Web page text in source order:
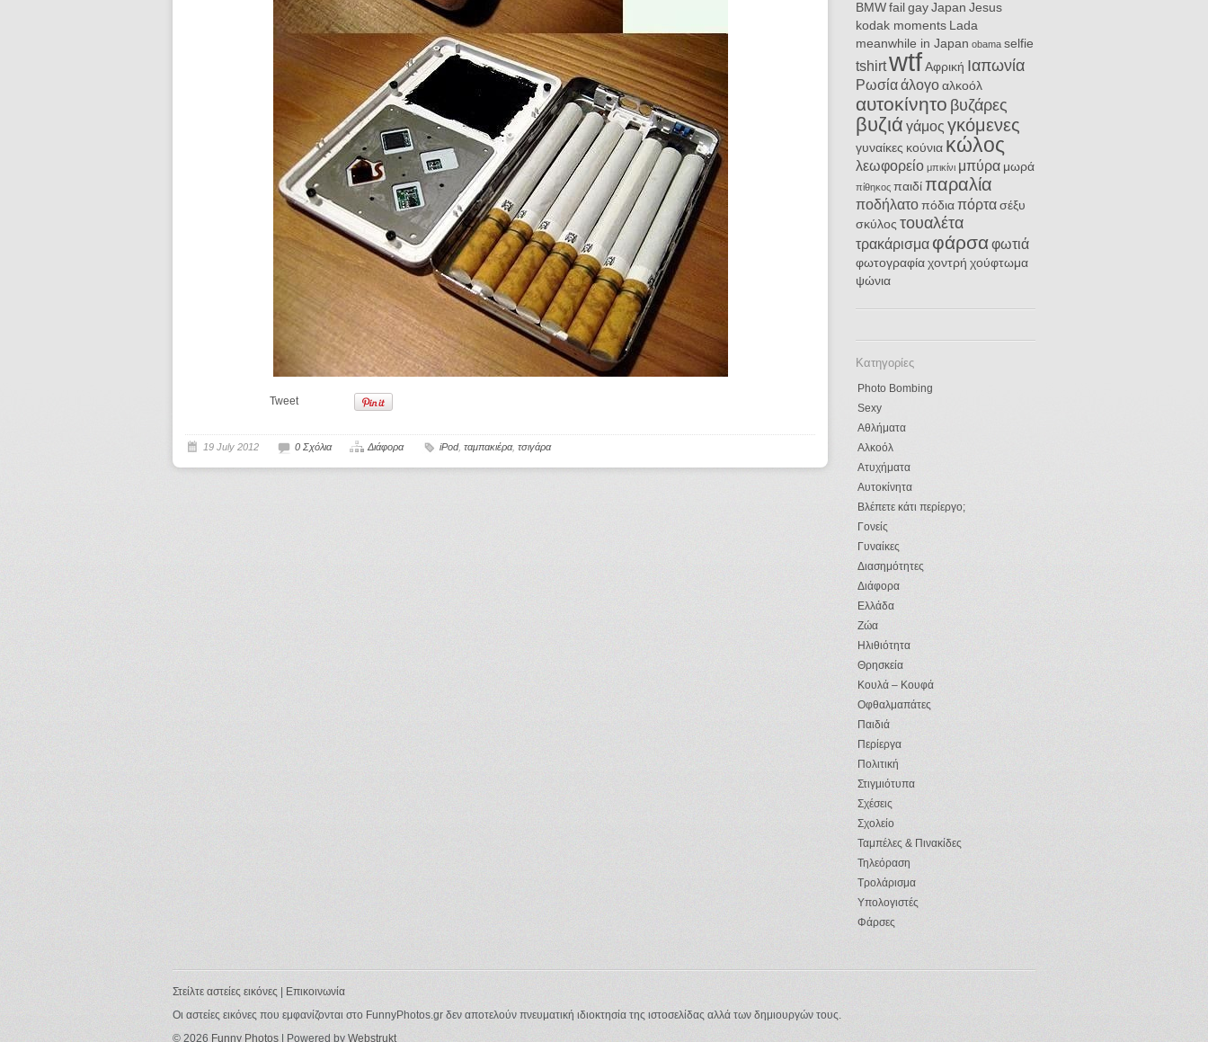
BMW fail gay Japan Jesus
kodak moments Lada
meanwhile in Japan obama selfie
tshirtwtf Αφρική Ιαπωνία
Ρωσίαάλογο αλκοόλ
αυτοκίνητο βυζάρες
βυζιά γάμος γκόμενες
γυναίκες κούνια κώλος
λεωφορείο μπικίνι μπύρα μωρά
πίθηκος παιδί παραλία
ποδήλατο πόδια πόρτα σέξυ
σκύλος τουαλέτα
τρακάρισμα φάρσαφωτιά
φωτογραφία χοντρή χούφτωμα
ψώνια
Κατηγορίες
Photo Bombing
Sexy
Αθλήματα
Αλκοόλ
Ατυχήματα
Αυτοκίνητα
Βλέπετε κάτι περίεργο;
Γονείς
Γυναίκες
Διασημότητες
Διάφορα
Ελλάδα
Ζώα
Ηλιθιότητα
Θρησκεία
Κουλά – Κουφά
Οφθαλμαπάτες
Παιδιά
Περίεργα
Πολιτική
Στιγμιότυπα
Σχέσεις
Σχολείο
Ταμπέλες & Πινακίδες
Τηλεόραση
Τρολάρισμα
Υπολογιστές
Φάρσες
Tweet
19 July 2012 0 Σχόλια Διάφορα iPod, ταμπακιέρα, τσιγάρα
Στείλτε αστείες εικόνες
Επικοινωνία
Οι αστείες εικόνες που εμφανίζονται στο FunnyPhotos.gr δεν αποτελούν πνευματική ιδιοκτησία της ιστοσελίδας αλλά των δημιουργών τους.
© 2026 Funny Photos | Powered by Webstrukt